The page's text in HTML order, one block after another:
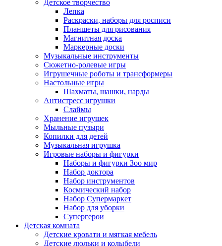
Детское творчество
Лепка
Раскраски, наборы для росписи
Планшеты для рисования
Магнитная доска
Маркерные доски
Музыкальные инструменты
Сюжетно-ролевые игры
Игрушечные роботы и трансформеры
Настольные игры
Шахматы, шашки, нарды
Антистресс игрушки
Слаймы
Хранение игрушек
Мыльные пузыри
Копилки для детей
Музыкальная игрушка
Игровые наборы и фигурки
Наборы и фигурки Зоо мир
Набор доктора
Набор инструментов
Космический набор
Hабор Супермаркет
Набор для уборки
Супергерои
Детская комната
Детские кровати и мягкая мебель
Детские люльки и колыбели